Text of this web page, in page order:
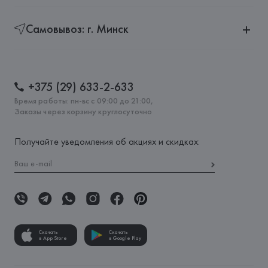
Самовывоз: г. Минск
+375 (29) 633-2-633
Время работы: пн-вс с 09:00 до 21:00,
Заказы через корзину круглосуточно
Получайте уведомления об акциях и скидках:
Скачать
в App Store
Скачать
в Google Play